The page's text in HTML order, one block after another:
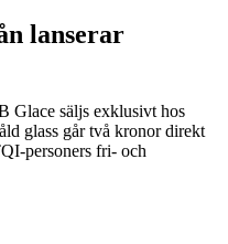
lanserar
Glace säljs exklusivt hos
glass går två kronor direkt
personers fri- och